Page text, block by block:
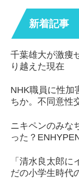
新着記事
千葉雄大が激痩
り越えた現在
NHK職員に性加
ちか。不同意性
ニキペンのみな
った？
「清水良太郎
だの小学生時代